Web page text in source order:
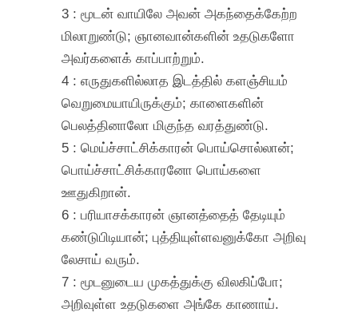
3 : மூடன் வாயிலே அவன் அகந்தைக்கேற்ற
மிலாறுண்டு; ஞானவான்களின் உதடுகளோ
அவர்களைக் காப்பாற்றும்.
4 : எருதுகளில்லாத இடத்தில் களஞ்சியம்
வெறுமையாயிருக்கும்; காளைகளின்
பெலத்தினாலோ மிகுந்த வரத்துண்டு.
5 : மெய்ச்சாட்சிக்காரன் பொய்சொல்லான்;
பொய்ச்சாட்சிக்காரனோ பொய்களை
ஊதுகிறான்.
6 : பரியாசக்காரன் ஞானத்தைத் தேடியும்
கண்டுபிடியான்; புத்தியுள்ளவனுக்கோ அறிவு
லேசாய் வரும்.
7 : மூடனுடைய முகத்துக்கு விலகிப்போ;
அறிவுள்ள உதடுகளை அங்கே காணாய்.